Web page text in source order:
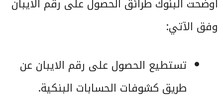
أوضحت البنوك طرائق الحصول على رقم الايبان
وفق الآتي:
تستطيع الحصول على رقم الايبان عن
طريق كشوفات الحسابات البنكية.